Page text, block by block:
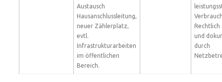
Austausch
Hausanschlussleitung,
neuer Zählerplatz,
evtl.
Infrastrukturarbeiten
im öffentlichen
Bereich.
Rechtlich
und
durch